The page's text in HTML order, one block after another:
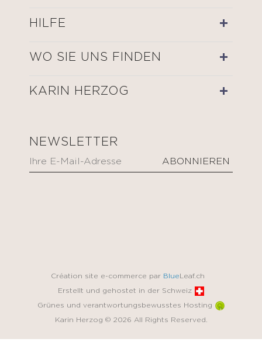
HILFE
WO SIE UNS FINDEN
KARIN HERZOG
NEWSLETTER
Création site e-commerce par Blue Leaf.ch
Erstellt und gehostet in der Schweiz
Grünes und verantwortungsbewusstes Hosting
Karin Herzog © 2026 All Rights Reserved.